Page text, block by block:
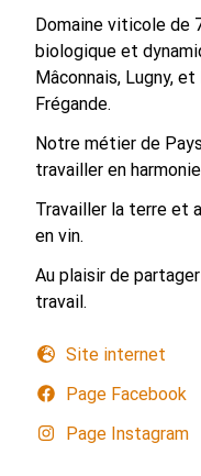
Domaine viticole de
biologique et
Mâconnais, Lugny,
Frégande.
Notre métier de
travailler en
Travailler la terre et
en vin.
Au plaisir de
travail.
Site internet
Page Facebook
Page Instagram